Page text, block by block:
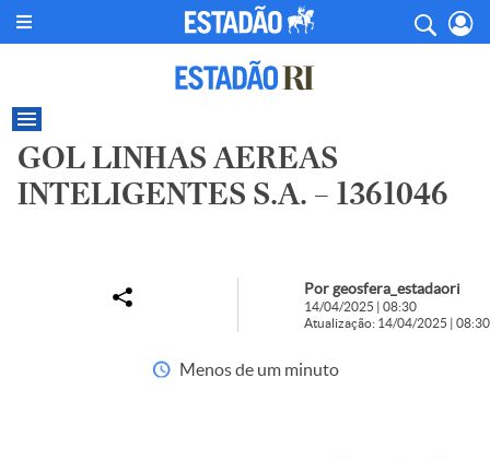
GOL LINHAS AEREAS
INTELIGENTES S.A. – 1361046
Por geosfera_estadaori
14/04/2025 | 08:30
Atualização: 14/04/2025 | 08:30
Menos de um minuto